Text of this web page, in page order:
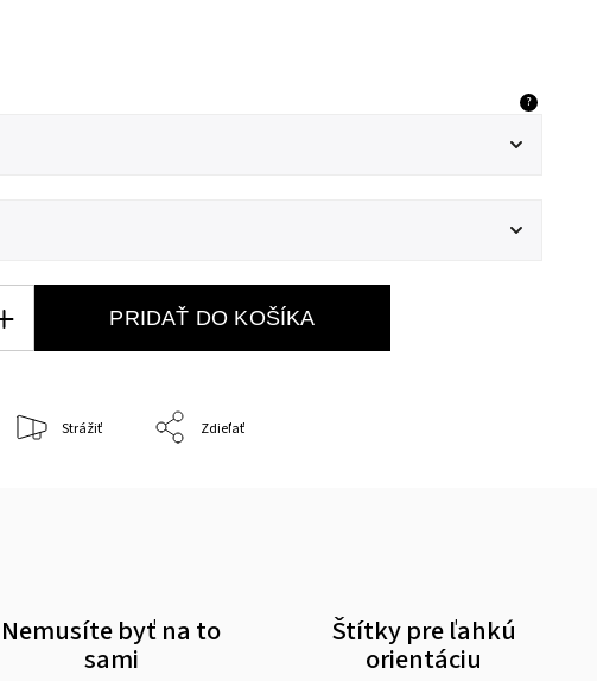
?
PRIDAŤ DO KOŠÍKA
Strážiť Zdieľať
Nemusíte byť na to
sami
Štítky pre ľahkú
orientáciu